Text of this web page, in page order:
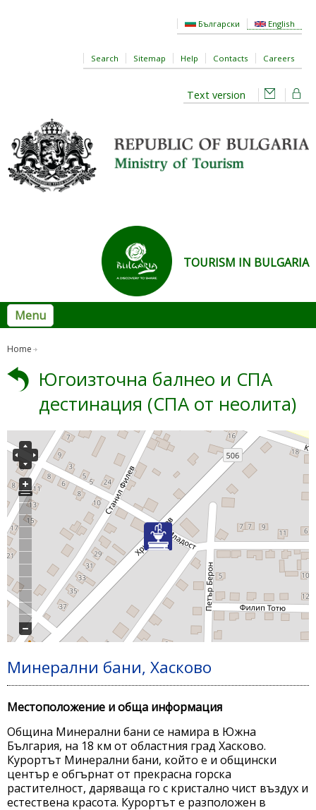
Български English
Search Sitemap Help Contacts Careers
Text version
TOURISM IN BULGARIA
Menu
Home
Югоизточна балнео и СПА
дестинация (СПА от неолита)
Минерални бани, Хасково
Местоположение и обща информация
Община Минерални бани се намира в Южна
България, на 18 км от областния град Хасково.
Курортът Минерални бани, който е и общински
център е обгърнат от прекрасна горска
растителност, даряваща го с кристално чист въздух и
естествена красота. Курортът е разположен в